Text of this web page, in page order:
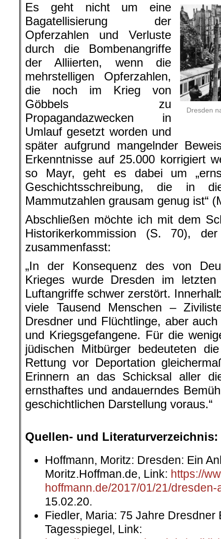
Dresden
Es geht nicht um eine
Bagatellisierung der
Opferzahlen und Verluste
durch die Bombenangriffe
der Alliierten, wenn die
mehrstelligen Opferzahlen,
die noch im Krieg von
Göbbels zu
Propagandazwecken in
Umlauf gesetzt worden und
später aufgrund mangelnder
Erkenntnisse auf 25.000 korrigiert
so Mayr, geht es dabei um
Geschichtsschreibung, die in
Mammutzahlen grausam genug ist“
Abschließen möchte ich mit dem
Historikerkommission (S. 70),
zusammenfasst:
„In der Konsequenz des von
Krieges wurde Dresden im
Luftangriffe schwer zerstört.
viele Tausend Menschen –
Dresdner und Flüchtlinge, aber
und Kriegsgefangene. Für die
jüdischen Mitbürger bedeuteten
Rettung vor Deportation
Erinnern an das Schicksal aller
ernsthaftes und andauerndes
geschichtlichen Darstellung voraus.“
Quellen- und Literaturverzeichnis:
Hoffmann, Moritz: Dresden: Ein
Moritz.Hoffman.de, Link: https://
hoffmann.de/2017/01/21/dresden-
15.02.20.
Fiedler, Maria: 75 Jahre Dresdner
Tagesspiegel, Link: